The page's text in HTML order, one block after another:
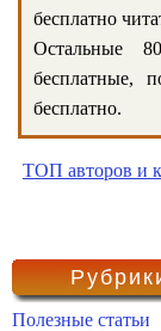
бесплатно
Остальные
бесплатные,
бесплатно.
ТОП авторов и
Полезные статьи